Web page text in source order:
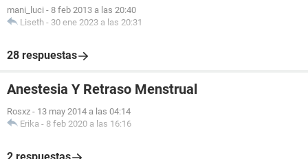
mani_luci - 8 feb 2013 a las 20:40
Liseth - 30 ene 2023 a las 20:31
28 respuestas
Anestesia Y Retraso Menstrual
Rosxz - 13 may 2014 a las 04:14
Erika - 8 feb 2020 a las 16:16